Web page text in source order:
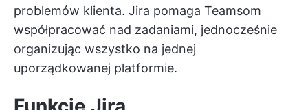
problemów klienta. Jira pomaga Teamsom
współpracować nad zadaniami, jednocześnie
organizując wszystko na jednej
uporządkowanej platformie.